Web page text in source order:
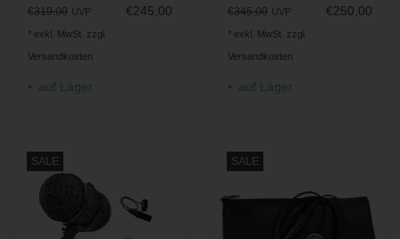
€319,00 UVP €245,00
* exkl. MwSt. zzgl.
Versandkosten
auf Lager
€345,00 UVP €250,00
* exkl. MwSt. zzgl.
Versandkosten
auf Lager
SALE SALE